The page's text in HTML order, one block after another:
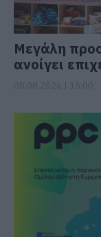
Μεγάλη
ανοίγει